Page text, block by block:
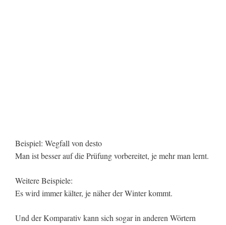
Beispiel: Wegfall von desto
Man ist besser auf die Prüfung vorbereitet, je mehr man lernt.
Weitere Beispiele:
Es wird immer kälter, je näher der Winter kommt.
Und der Komparativ kann sich sogar in anderen Wörtern